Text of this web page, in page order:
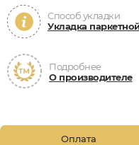
Способ укладки
Укладка
Подробнее
О производителе
Оплата